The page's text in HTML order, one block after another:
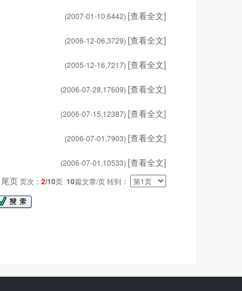
(2007-01-10,6442) [查看全文]
(2006-12-06,3729) [查看全文]
(2005-12-16,7217) [查看全文]
(2006-07-28,17609) [查看全文]
(2006-07-15,12387) [查看全文]
(2006-07-01,7903) [查看全文]
(2006-07-01,10533) [查看全文]
尾页页次： 2/10页 10篇文章/页 转到：